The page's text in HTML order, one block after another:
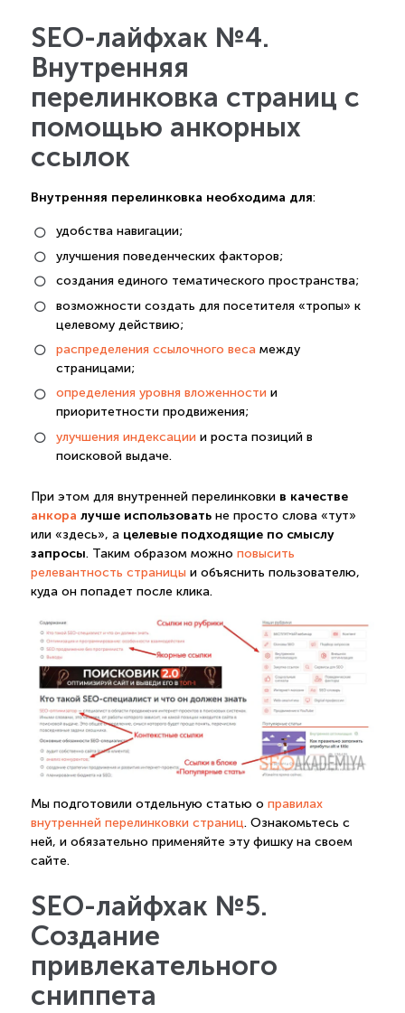
SEO-лайфхак №4.
Внутренняя
перелинковка страниц с
помощью анкорных
ссылок
Внутренняя перелинковка необходима для:
удобства навигации;
улучшения поведенческих факторов;
создания единого тематического пространства;
возможности создать для посетителя «тропы» к
целевому действию;
распределения ссылочного веса между
страницами;
определения уровня вложенности и
приоритетности продвижения;
улучшения индексации и роста позиций в
поисковой выдаче.
При этом для внутренней перелинковки в качестве
анкора лучше использоватьне просто слова «тут»
или «здесь», а целевые подходящие по смыслу
запросы. Таким образом можно повысить
релевантность страницы и объяснить пользователю,
куда он попадет после клика.
Мы подготовили отдельную статью о правилах
внутренней перелинковки страниц. Ознакомьтесь с
ней, и обязательно применяйте эту фишку на своем
сайте.
SEO-лайфхак №5.
Создание
привлекательного
сниппета